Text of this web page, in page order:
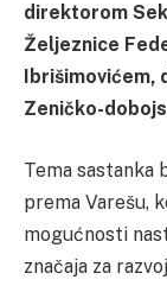
direktorom
Željeznice
Zeničko-
Tema sastanka
prema Varešu,
mogućnosti
značaja za